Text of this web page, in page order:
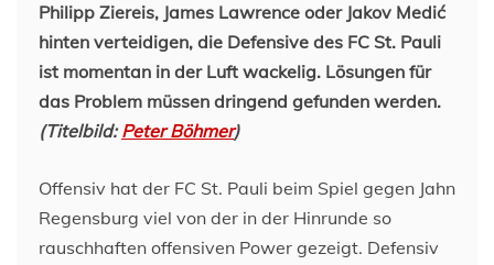
Philipp Ziereis, James Lawrence oder Jakov Medić
hinten verteidigen, die Defensive des FC St. Pauli
ist momentan in der Luft wackelig. Lösungen für
das Problem müssen dringend gefunden werden.
(Titelbild:Peter Böhmer)
Offensiv hat der FC St. Pauli beim Spiel gegen Jahn
Regensburg viel von der in der Hinrunde so
rauschhaften offensiven Power gezeigt. Defensiv